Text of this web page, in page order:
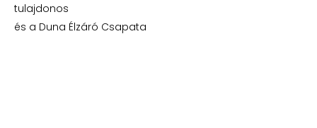
tulajdonos
és a Duna Élzáró Csapata